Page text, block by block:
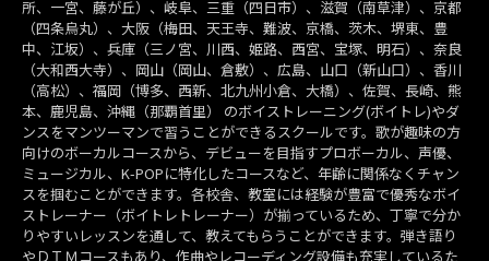
所、一宮、藤が丘）、岐阜、三重（四日市）、滋賀（南草津）、京都
（四条烏丸）、大阪（梅田、天王寺、難波、京橋、茨木、堺東、豊
中、江坂）、兵庫（三ノ宮、川西、姫路、西宮、宝塚、明石）、奈良
（大和西大寺）、岡山（岡山、倉敷）、広島、山口（新山口）、香川
（高松）、福岡（博多、西新、北九州小倉、大橋）、佐賀、長崎、熊
本、鹿児島、沖縄（那覇首里） のボイストレーニング(ボイトレ)やダ
ンスをマンツーマンで習うことができるスクールです。歌が趣味の方
向けのボーカルコースから、デビューを目指すプロボーカル、声優、
ミュージカル、K-POPに特化したコースなど、年齢に関係なくチャン
スを掴むことができます。各校舎、教室には経験が豊富で優秀なボイ
ストレーナー（ボイトレトレーナー）が揃っているため、丁寧で分か
りやすいレッスンを通して、教えてもらうことができます。弾き語り
やＤＴＭコースもあり、作曲やレコーディング設備も充実しているた